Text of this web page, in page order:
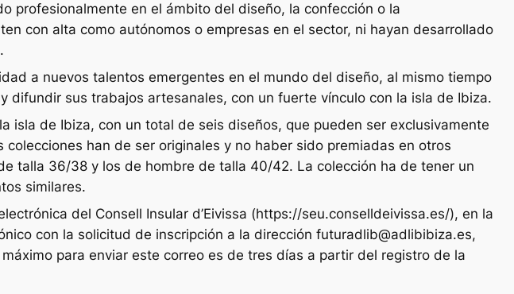
profesionalmente en el ámbito del diseño, la confección o la
con alta como autónomos o empresas en el sector, ni hayan desarrollado
a nuevos talentos emergentes en el mundo del diseño, al mismo tiempo
difundir sus trabajos artesanales, con un fuerte vínculo con la isla de Ibiza.
de Ibiza, con un total de seis diseños, que pueden ser exclusivamente
han de ser originales y no haber sido premiadas en otros
talla 36/38 y los de hombre de talla 40/42. La colección ha de tener un
similares.
del Consell Insular d’Eivissa (https://seu.conselldeivissa.es/), en la
con la solicitud de inscripción a la dirección futuradlib@adlibibiza.es,
para enviar este correo es de tres días a partir del registro de la